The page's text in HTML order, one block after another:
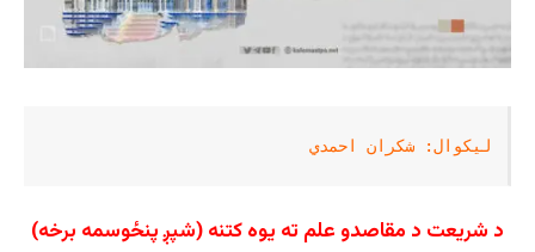
لیکوال: شکران احمدي
د شریعت د مقاصدو علم ته یوه کتنه(شپږ پنځوسمه برخه)